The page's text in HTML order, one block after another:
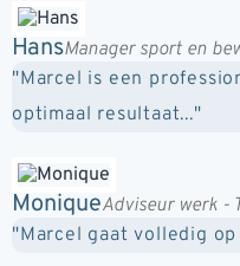
HansManager sport en
"Marcel is een
optimaal resultaat..."
MoniqueAdviseur werk -
"Marcel gaat volledig